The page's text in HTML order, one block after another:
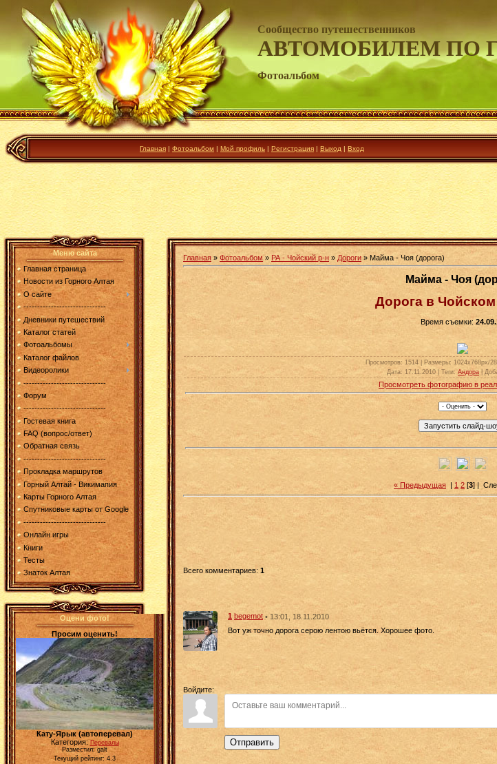
Сообщество путешественников
АВТОМОБИЛЕМ ПО
Фотоальбом
Главная | Фотоальбом | Мой профиль | Регистрация | Выход | Вход
Меню сайта
Главная страница
Новости из Горного Алтая
О сайте
------------------------------
Дневники путешествий
Каталог статей
Фотоальбомы
Каталог файлов
Видеоролики
------------------------------
Форум
------------------------------
Гостевая книга
FAQ (вопрос/ответ)
Обратная связь
------------------------------
Прокладка маршрутов
Горный Алтай - Викимапия
Карты Горного Алтая
Спутниковые карты от Google
------------------------------
Онлайн игры
Книги
Тесты
Знаток Алтая
Оцени фото!
Просим оценить!
Кату-Ярык (автоперевал)
Категория:Перевалы
Разместил: galt
Текущий рейтинг: 4.3
Главная » Фотоальбом» РА - Чойский р-н » Дороги » Майма - Чоя (дорога)
Майма - Чоя
Дорога в
Время съемки:
Просмотров: 1514 | Размеры: 1024x768px/
Дата: 17.11.2010 | Теги: Андора
Просмотреть фотографию в
« Предыдущая | 1 2 [3] |
Всего комментариев: 1
1 begemot • 13:01, 18.11.2010
Вот уж точно дорога серою лентою вьётся. Хорошее фото.
Войдите:
Отправить